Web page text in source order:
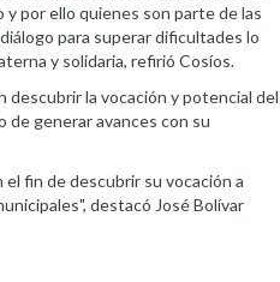
por ello quienes son parte de las
para superar dificultades lo
y solidaria, refirió Cosíos.
la vocación y potencial del
de generar avances con su
fin de descubrir su vocación a
destacó José Bolívar